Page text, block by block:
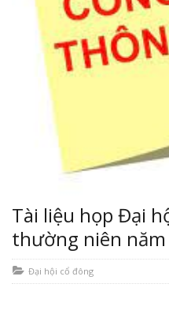
Tài liệu họp Đại
thường niên
Đại hội cổ đông